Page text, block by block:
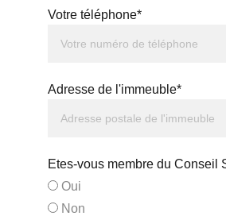
Votre téléphone*
Adresse de l'immeuble*
Etes-vous membre du Conseil
Oui
Non